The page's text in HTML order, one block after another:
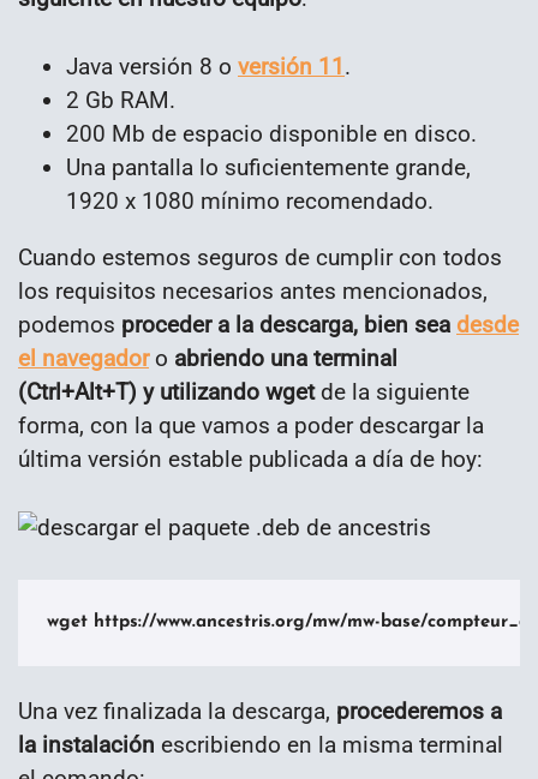
Java versión 8 o versión 11 .
2 Gb RAM.
200 Mb de espacio disponible en disco.
Una pantalla lo suficientemente grande,
1920 x 1080 mínimo recomendado.
Cuando estemos seguros de cumplir con todos
los requisitos necesarios antes mencionados,
podemos proceder a la descarga, bien sea desde
el navegadoro abriendo una terminal
(Ctrl+Alt+T) y utilizando wgetde la siguiente
forma, con la que vamos a poder descargar la
última versión estable publicada a día de hoy:
wget https://www.ancestris.org/mw/mw-base/
Una vez finalizada la descarga, procederemos a
la instalación escribiendo en la misma terminal